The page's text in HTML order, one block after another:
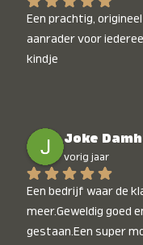
Een prachtig,
aanrader voor
kindje
Joke
vorig jaar
Een bedrijf waar de
meer.Geweldig goed
gestaan.Een super